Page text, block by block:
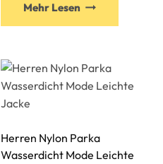
Mehr Lesen
Herren Nylon Parka
Wasserdicht Mode Leichte